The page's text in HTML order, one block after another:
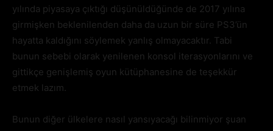
yılında piyasaya çıktığı düşünüldüğünde de 2017 yılına
girmişken beklenilenden daha da uzun bir süre PS3’ün
hayatta kaldığını söylemek yanlış olmayacaktır. Tabi
bunun sebebi olarak yenilenen konsol iterasyonlarını ve
gittikçe genişlemiş oyun kütüphanesine de teşekkür
etmek lazım.
Bunun diğer ülkelere nasıl yansıyacağı bilinmiyor şuan